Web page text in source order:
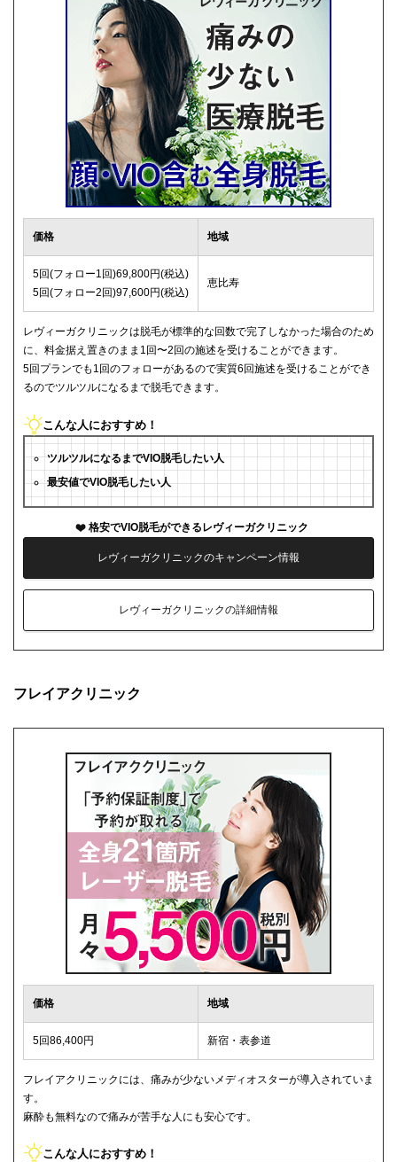
価格 地域
5回(フォロー1回)69,800円(税込)
5回(フォロー2回)97,600円(税込)
恵比寿
レヴィーガクリニックは脱毛が標準的な回数で完了しなかった場合のため
に、料金据え置きのまま1回〜2回の施述を受けることができます。
5回プランでも1回のフォローがあるので実質6回施述を受けることができ
るのでツルツルになるまで脱毛できます。
こんな人におすすめ！
ツルツルになるまでVIO脱毛したい人
最安値でVIO脱毛したい人
格安でVIO脱毛ができるレヴィーガクリニック
レヴィーガクリニックのキャンペーン情報
レヴィーガクリニックの詳細情報
フレイアクリニック
価格 地域
5回86,400円 新宿・表参道
フレイアクリニックには、痛みが少ないメディオスターが導入されていま
す。
麻酔も無料なので痛みが苦手な人にも安心です。
こんな人におすすめ！